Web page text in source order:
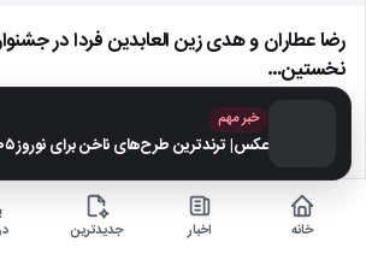
رضا عطاران و هدی زین العابدین فردا در
نخستین…
فردا شاهد حضور پررنگ رضا عطاران و هدی زین العابدین
خواهیم بود؛ نخستین تصاویر…
خبر مهم
عکس| ترندترین طرح‌های ناخن برای نوروز ۱۴۰۵ را بشناسید
خانه اخبار جدیدترین